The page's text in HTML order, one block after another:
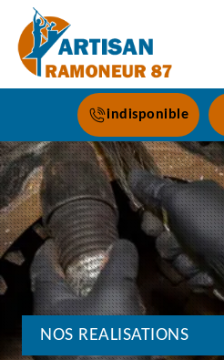
indisponible
NOS REALISATIONS